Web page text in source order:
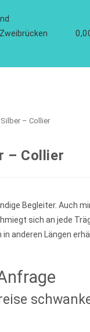
– Collier
– Collier
Begleiter. Auch
sich an jede
anderen Längen